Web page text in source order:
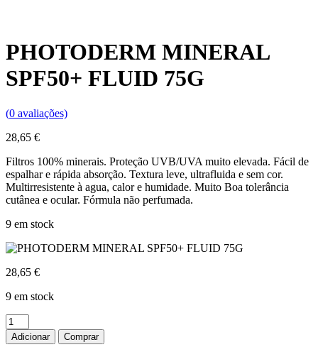
PHOTODERM MINERAL
SPF50+ FLUID 75G
(0 avaliações)
28,65 €
Filtros 100% minerais. Proteção UVB/UVA muito elevada. Fácil de
espalhar e rápida absorção. Textura leve, ultrafluida e sem cor.
Multirresistente à agua, calor e humidade. Muito Boa tolerância
cutânea e ocular. Fórmula não perfumada.
9 em stock
28,65 €
9 em stock
Quantidade
de
PHOTODERM
Adicionar Comprar